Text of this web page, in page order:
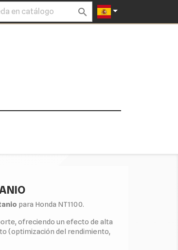
 
para Honda NT1100.
ofreciendo un efecto de alta
(optimización del rendimiento,